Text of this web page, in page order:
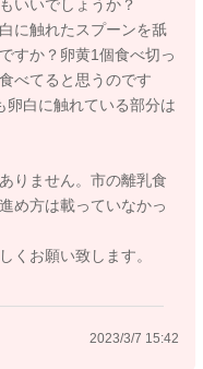
いいでしょうか？
に触れたスプーンを舐
すか？卵黄1個食べ切っ
べてると思うのです
白に触れている部分は
りません。市の離乳食
め方は載っていなかっ
くお願い致します。
2023/3/7 15:42